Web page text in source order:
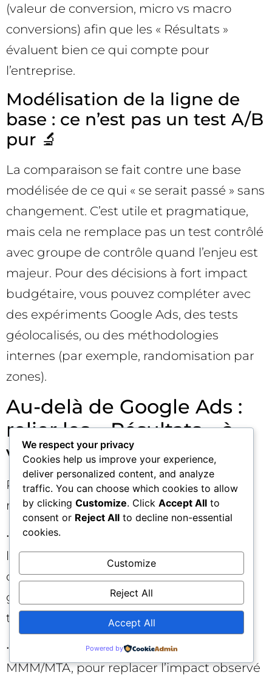
(valeur de conversion, micro vs macro
conversions) afin que les « Résultats »
évaluent bien ce qui compte pour
l’entreprise.
Modélisation de la ligne de
base : ce n’est pas un test A/B
pur 🔬
La comparaison se fait contre une base
modélisée de ce qui « se serait passé » sans
changement. C’est utile et pragmatique,
mais cela ne remplace pas un test contrôlé
avec groupe de contrôle quand l’enjeu est
majeur. Pour des décisions à fort impact
budgétaire, vous pouvez compléter avec
des expériments Google Ads, des tests
géolocalisés, ou des méthodologies
internes (par exemple, randomisation par
zones).
Au-delà de Google Ads :
relier les « Résultats » à
vos outils de mesure 📡
Pour tirer le meilleur de cette nouveauté,
reliez la lecture des « Résultats » avec :
• Vos données CRM/offline (qualité des
leads, taux de transformation, valeur vie
client). Cela permet de valider que les
gains incrémentaux rapportés se
traduisent en revenus concrets.
• Vos tableaux de bord BI et vos modèles
MMM/MTA, pour replacer l’impact observé
We respect your privacy
Cookies help us improve your experience,
deliver personalized content, and analyze
traffic. You can choose which cookies to allow
by clicking Customize. Click Accept All to
consent or Reject All to decline non-essential
cookies.
Customize
Reject All
Accept All
Powered by